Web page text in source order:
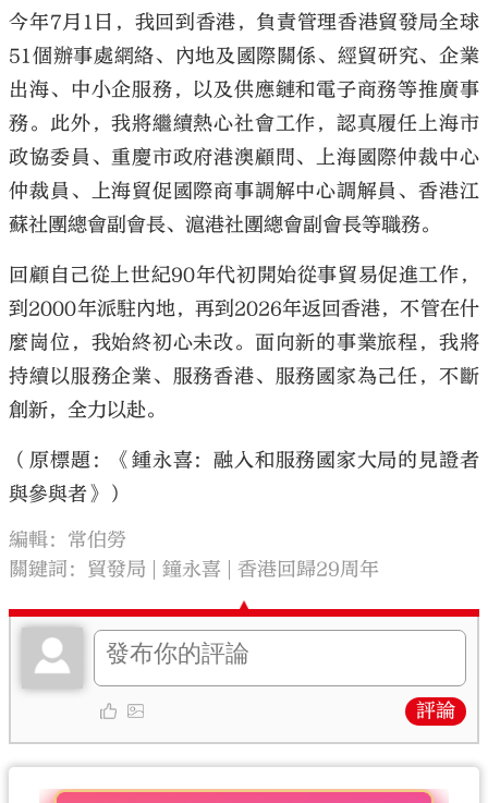
今年7月1日，我回到香港，負責管理香港貿發局全球
51個辦事處網絡、內地及國際關係、經貿研究、企業
出海、中小企服務，以及供應鏈和電子商務等推廣事
務。此外，我將繼續熱心社會工作，認真履任上海市
政協委員、重慶市政府港澳顧問、上海國際仲裁中心
仲裁員、上海貿促國際商事調解中心調解員、香港江
蘇社團總會副會長、滬港社團總會副會長等職務。
回顧自己從上世紀90年代初開始從事貿易促進工作，
到2000年派駐內地，再到2026年返回香港，不管在什
麼崗位，我始終初心未改。面向新的事業旅程，我將
持續以服務企業、服務香港、服務國家為己任，不斷
創新，全力以赴。
（原標題：《鍾永喜：融入和服務國家大局的見證者
與參與者》）
編輯：常伯勞
關鍵詞： 貿發局 鐘永喜 香港回歸29周年
評論